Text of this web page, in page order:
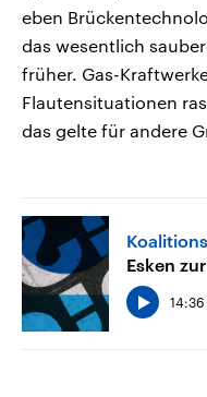
eben
das wesentlich
früher. Gas-
Flautensituationen
das gelte für andere
Esken